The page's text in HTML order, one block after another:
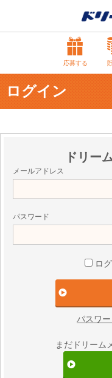
応募する
ログイン
ドリー
メールアドレス
パスワード
ロ
パスワ
まだドリーム